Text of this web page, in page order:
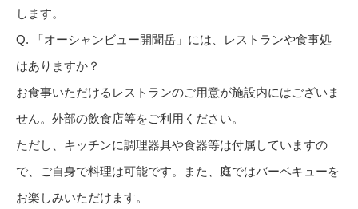
します。
Q. 「オーシャンビュー開聞岳」には、レストランや食事処
はありますか？
お食事いただけるレストランのご用意が施設内にはございま
せん。外部の飲食店等をご利用ください。
ただし、キッチンに調理器具や食器等は付属していますの
で、ご自身で料理は可能です。また、庭ではバーベキューを
お楽しみいただけます。